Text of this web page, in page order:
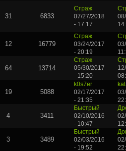
31 6833
Страж
07/27/2018
- 17:17
12 16779
Страж
03/24/2017
- 20:19
64 13714
Страж
05/30/2017
- 15:20
19 5088
k0s7er
02/17/2017
- 21:35
4 3411
Быстрый
02/10/2016
- 10:47
3 3489
Быстрый
02/03/2016
- 19:52